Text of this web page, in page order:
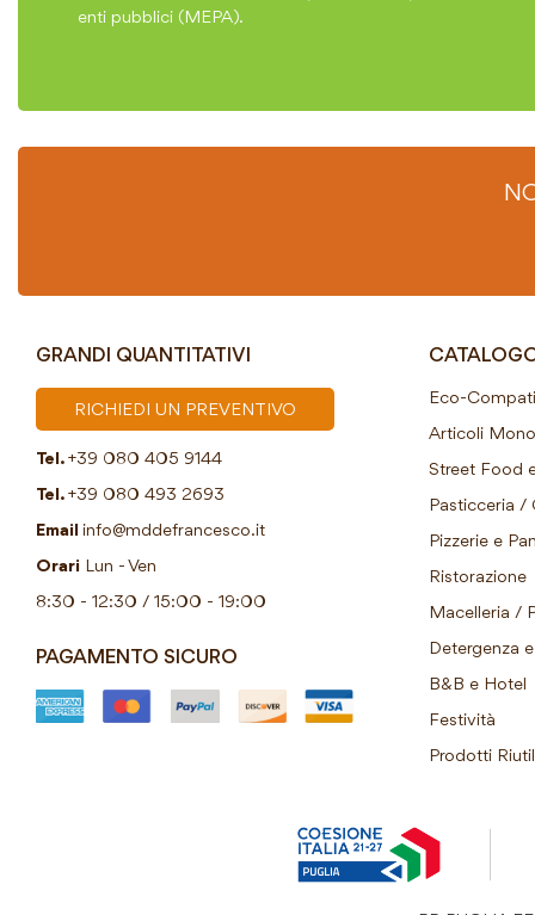
enti pubblici (MEPA).
GRANDI QUANTITATIVI
RICHIEDI UN PREVENTIVO
Tel. +39 080 405 9144
Tel. +39 080 493 2693
Email info@mddefrancesco.it
Orari Lun - Ven
8:30 - 12:30 / 15:00 - 19:00
PAGAMENTO SICURO
Eco-
Articoli
Street Food
Pasticceria /
Pizzerie e
Ristorazione
Macelleria /
Detergenza
B&B e Hotel
Festività
Prodotti